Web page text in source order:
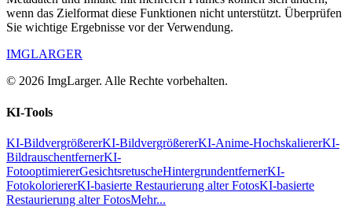
wenn das Zielformat diese Funktionen nicht unterstützt. Überprüfen
Sie wichtige Ergebnisse vor der Verwendung.
IMGLARGER
© 2026 ImgLarger. Alle Rechte vorbehalten.
KI-Tools
KI-BildvergrößererKI-BildvergrößererKI-Anime-HochskaliererKI-
BildrauschentfernerKI-
FotooptimiererGesichtsretuscheHintergrundentfernerKI-
FotokoloriererKI-basierte Restaurierung alter FotosKI-basierte
Restaurierung alter FotosMehr...